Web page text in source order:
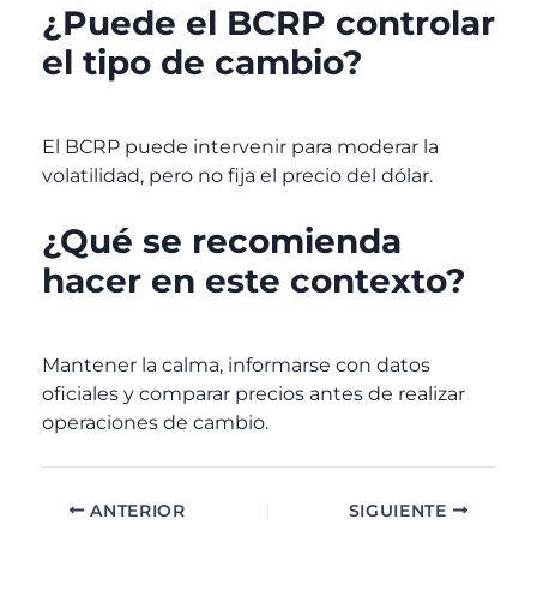
¿Puede el BCRP controlar
el tipo de cambio?
El BCRP puede intervenir para moderar la
volatilidad, pero no fija el precio del dólar.
¿Qué se recomienda
hacer en este contexto?
Mantener la calma, informarse con datos
oficiales y comparar precios antes de realizar
operaciones de cambio.
ANTERIOR SIGUIENTE